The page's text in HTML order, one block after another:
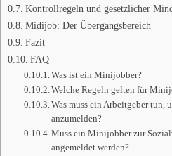
Kontrollregeln und gesetzlicher
Midijob: Der Übergangsbereich
Fazit
FAQ
Was ist ein Minijobber?
Welche Regeln gelten für
Was muss ein Arbeitgeber
anzumelden?
Muss ein Minijobber zur
angemeldet werden?